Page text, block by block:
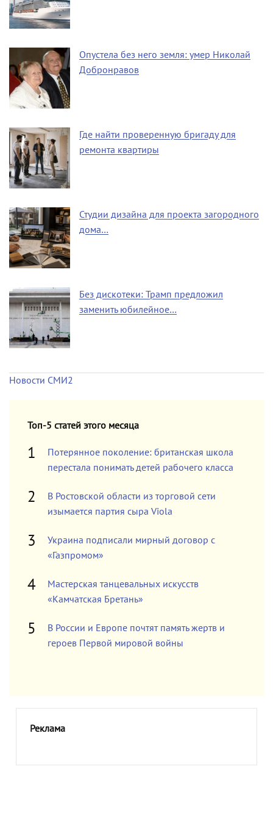
Опустела без него земля: умер Николай
Добронравов
Где найти проверенную бригаду для
ремонта квартиры
Студии дизайна для проекта загородного
дома…
Без дискотеки: Трамп предложил
заменить юбилейное…
Новости СМИ2
Топ-5 статей этого месяца
Потерянное поколение: британская школа
перестала понимать детей рабочего класса
В Ростовской области из торговой сети
изымается партия сыра Viola
Украина подписали мирный договор с
«Газпромом»
Мастерская танцевальных искусств
«Камчатская Бретань»
В России и Европе почтят память жертв и
героев Первой мировой войны
Реклама